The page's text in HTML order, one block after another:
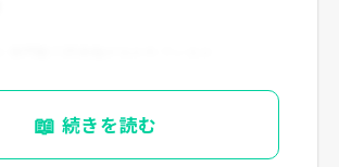
📖 続きを読む